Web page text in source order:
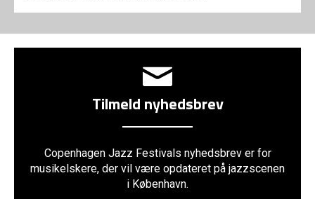
Tilmeld nyhedsbrev
Copenhagen Jazz Festivals nyhedsbrev er for
musikelskere, der vil være opdateret på jazzscenen
i København.